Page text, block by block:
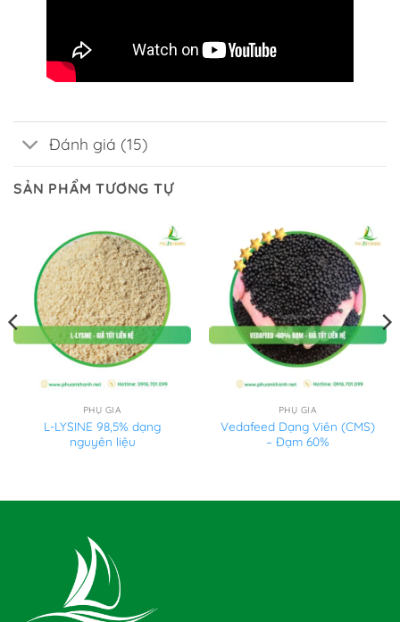
Đánh giá (15)
SẢN PHẨM TƯƠNG TỰ
PHỤ GIA
L-LYSINE 98,5% dạng
nguyên liệu
PHỤ GIA
Vedafeed Dạng Viên (CMS)
– Đạm 60%